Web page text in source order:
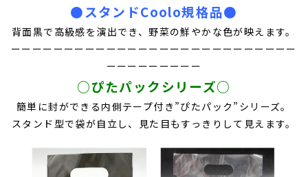
●スタンドCoolo規格品●
背面黒で高級感を演出でき、野菜の鮮やかな色が映えます。
ーーーーーーーーーーーーーーーーーーーーーーーーーーー
ーーーーーーーーー
○ぴたパックシリーズ○
簡単に封ができる内側テープ付き”ぴたパック”シリーズ。
スタンド型で袋が自立し、見た目もすっきりして見えます。